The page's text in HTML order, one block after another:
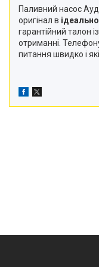
Паливний насос
оригінал в
гарантійний талон
отриманні.
питання швидко і